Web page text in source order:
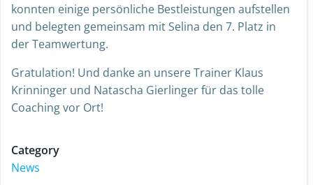
konnten einige persönliche Bestleistungen aufstellen
und belegten gemeinsam mit Selina den 7. Platz in
der Teamwertung.
Gratulation! Und danke an unsere Trainer Klaus
Krinninger und Natascha Gierlinger für das tolle
Coaching vor Ort!
Category
News